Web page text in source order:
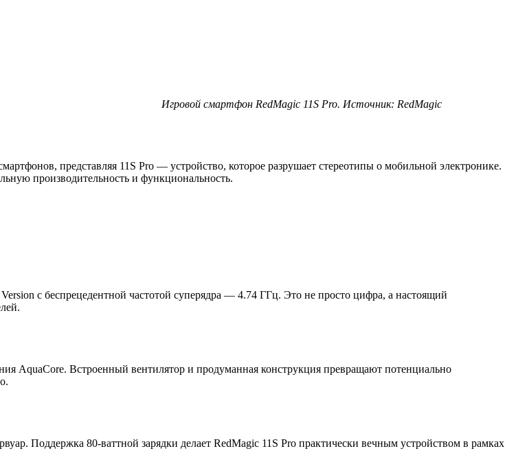
Игровой смартфон RedMagic 11S Pro. Источник: RedMagic
представляя 11S Pro — устройство, которое разрушает стереотипы о мобильной электронике.
производительность и функциональность.
с беспрецедентной частотой суперядра — 4.74 ГГц. Это не просто цифра, а настоящий
AquaCore. Встроенный вентилятор и продуманная конструкция превращают потенциально
Поддержка 80-ваттной зарядки делает RedMagic 11S Pro практически вечным устройством в рамках